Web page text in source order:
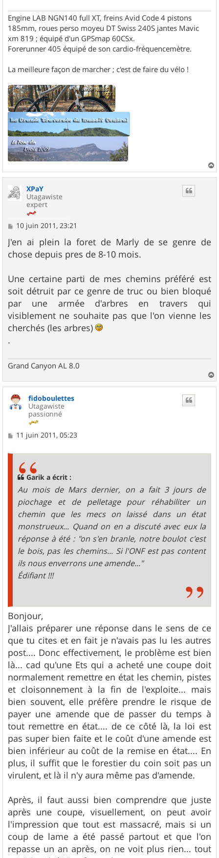
Engine LAB NGN140 full XT, freins Avid Code 4 pistons
185mm, roues perso moyeu DT Swiss 240S jantes Mavic
xm 819 ; équipé d'un GPSmap 60CSx.
Forerunner 405 équipé de son cardio-fréquencemètre.
La meilleure façon de marcher ; c'est de faire du vélo !
a
XPaY
Utagawiste
expert
M
s
s
a
10 juin 2011, 23:21
J'en ai plein la foret de Marly de se genre de
chose depuis pres de 8-10 mois.
Une certaine parti de mes chemins préféré est
soit détruit par ce genre de truc ou bien bloqué
par une armée d'arbres en travers qui
visiblement ne souhaite pas que l'on vienne les
cherchés (les arbres)
.
Grand Canyon AL 8.0
a
fidoboulettes
Utagawiste
passionné
M11 juin 2011, 05:23
Garik a écrit :
Au mois de Mars dernier, on a fait 3 jours de
piochage et de pelletage pour réhabiliter un
chemin que les mecs on laissé dans un état
monstrueux... Quand on en a discuté avec eux la
réponse à été : "on s'en branle, notre boulot c'est
le bois, pas les chemins... Si l'ONF est pas content
ils nous enverrons une amende..."
Édifiant !!!
Bonjour,
J'allais préparer une réponse dans le sens de ce
que tu cites et en fait je n'avais pas lu les autres
post.... Donc effectivement, le problème est bien
là... cad qu'une Ets qui a acheté une coupe doit
normalement remettre en état les chemin, pistes
et cloisonnement à la fin de l'exploite... mais
bien souvent, elle préfère prendre le risque de
payer une amende que de passer du temps à
tout remettre en état.... de ce côté là, la loi est
pas super bien faite et le coût d'une amende est
bien inférieur au coût de la remise en état.... En
plus, il suffit que le forestier du coin soit pas un
virulent, et là il n'y aura même pas d'amende.
Après, il faut aussi bien comprendre que juste
après une coupe, visuellement, on peut avoir
l'impression que tout est massacré, mais si un
coup de lame a été passé partout et que l'on
repasse un an après, on ne voit plus rien... tout